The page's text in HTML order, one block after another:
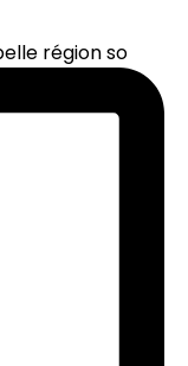
région so